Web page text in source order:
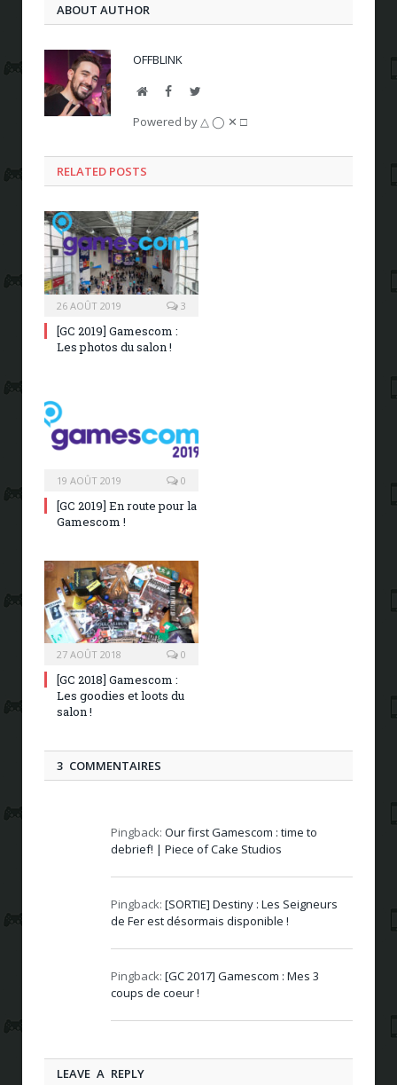
ABOUT AUTHOR
OFFBLINK
WebsiteFacebookTwitter
Powered by △ ◯ ✕ □
RELATED POSTS
26 AOÛT 2019 3
[GC 2019] Gamescom :
Les photos du salon !
19 AOÛT 2019 0
[GC 2019] En route pour la
Gamescom !
27 AOÛT 2018 0
[GC 2018] Gamescom :
Les goodies et loots du
salon !
3 COMMENTAIRES
Pingback: Our first Gamescom : time to
debrief! | Piece of Cake Studios
Pingback: [SORTIE] Destiny : Les Seigneurs
de Fer est désormais disponible !
Pingback: [GC 2017] Gamescom : Mes 3
coups de coeur !
LEAVE A REPLY